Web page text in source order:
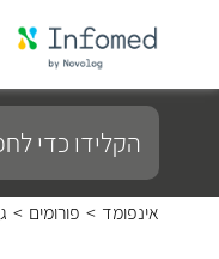
הקלידו
כדי
לחפש
רופאים,
מידע
מקצועי,
אינפומד > פורומים >